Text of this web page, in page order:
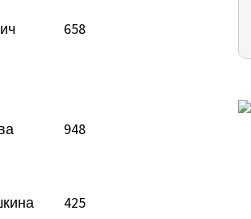
658
948
425